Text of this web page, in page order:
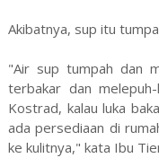
Akibatnya, sup itu
"Air sup tumpah dan
terbakar dan
Kostrad, kalau luka
ada persediaan di
ke kulitnya," kata Ibu